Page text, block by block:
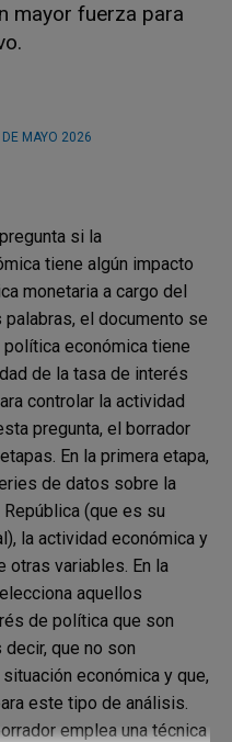
mayor fuerza para
DE MAYO 2026
si la
tiene algún impacto
monetaria a cargo del
palabras, el documento se
económica tiene
de la tasa de interés
controlar la actividad
pregunta, el borrador
En la primera etapa,
de datos sobre la
(que es su
la actividad económica y
otras variables. En la
aquellos
de política que son
que no son
económica y que,
este tipo de análisis.
emplea una técnica